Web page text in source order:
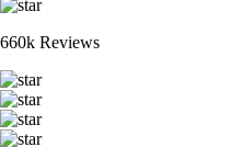
660k Reviews